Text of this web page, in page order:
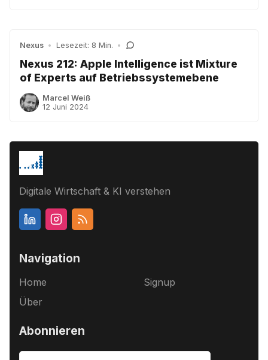
Nexus • Lesezeit: 8 Min. •
Nexus 212: Apple Intelligence ist Mixture
of Experts auf Betriebssystemebene
Marcel Weiß
12 Juni 2024
Digitale Wirtschaft & KI verstehen
Navigation
Home
Über
Signup
Abonnieren